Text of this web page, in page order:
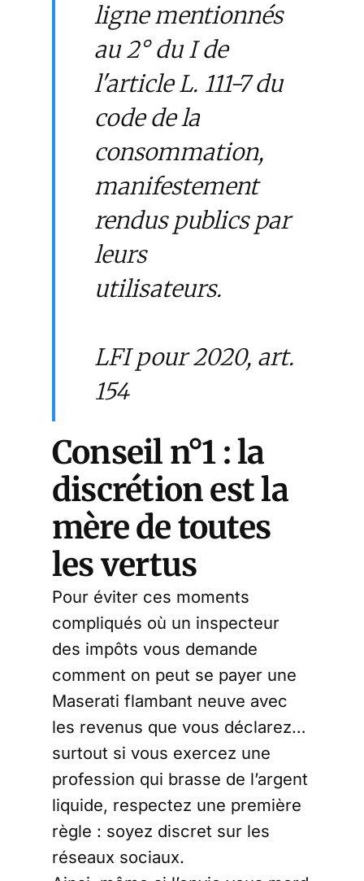
ligne mentionnés
au 2° du I de
l'article L. 111-7 du
code de la
consommation,
manifestement
rendus publics par
leurs
utilisateurs.
LFI pour 2020, art.
154
Conseil n°1 : la
discrétion est la
mère de toutes
les vertus
Pour éviter ces moments
compliqués où un inspecteur
des impôts vous demande
comment on peut se payer une
Maserati flambant neuve avec
les revenus que vous déclarez…
surtout si vous exercez une
profession qui brasse de l’argent
liquide, respectez une première
règle : soyez discret sur les
réseaux sociaux.